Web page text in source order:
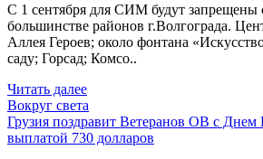
С 1 сентября для СИМ будут запрещены
большинстве районов г.Волгограда.
Аллея Героев; около фонтана
саду; Горсад; Комсо..
Читать далее
Вокруг света
Грузия поздравит Ветеранов ОВ с
выплатой 730 долларов